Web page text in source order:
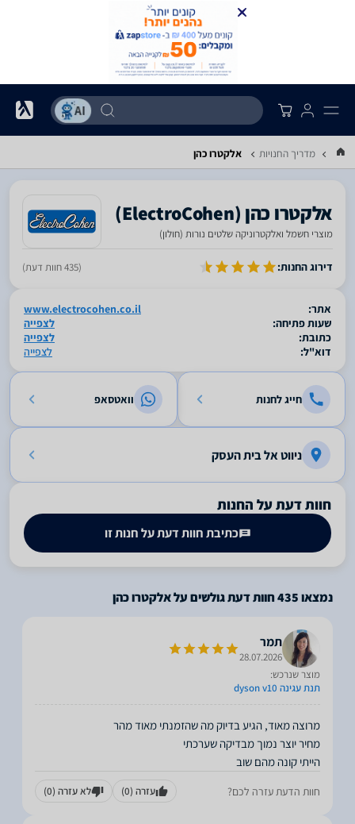
מדריך החנויות אלקטרו כהן
מוצרי חשמל ואלקטרוניקה שלטים נורות (חולון)
דירוג החנות: (435 חוות דעת)
אתר:
www.electrocohen.co.il
שעות פתיחה:
לצפייה
כתובת:
לצפייה
דוא"ל:
לצפייה
חייג לחנות וואטסאפ
ניווט אל בית העסק
חוות דעת על החנות
כתיבת חוות דעת על חנות זו
סגור
נמצאו435חוות דעת גולשים על אלקטרו כהן
תמר
28.07.2026
מוצר שנרכש:
תנת עגינה dyson v10
הייתי קונה מהם שוב
חוות הדעת עזרה לכם? עזרה (0) לא עזרה (0)